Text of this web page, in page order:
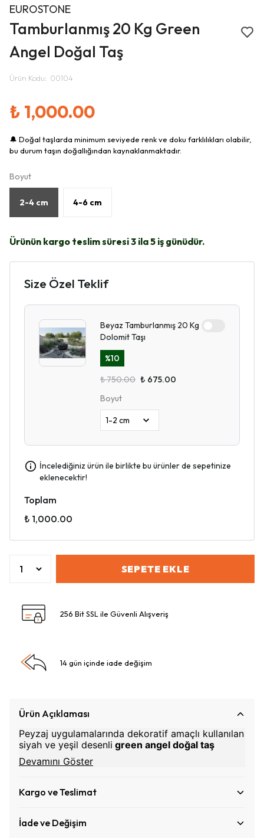
EUROSTONE
Tamburlanmış 20 Kg Green
Angel Doğal Taş
Ürün Kodu: 00104
₺ 1,000.00
🔔 Doğal taşlarda minimum seviyede renk ve doku farklılıkları olabilir,
bu durum taşın doğallığından kaynaklanmaktadır.
Boyut
2-4 cm 4-6 cm
Ürünün kargo teslim süresi 3 ila 5 iş günüdür.
Size Özel Teklif
Beyaz Tamburlanmış 20 Kg
Dolomit Taşı
%10
₺ 750.00 ₺ 675.00
Boyut
İncelediğiniz ürün ile birlikte bu ürünler de sepetinize
eklenecektir!
Toplam
₺ 1,000.00
SEPETE EKLE
256 Bit SSL ile Güvenli Alışveriş
14 gün içinde iade değişim
Ürün Açıklaması
Peyzaj uygulamalarında dekoratif amaçlı kullanılan
siyah ve yeşil desenli green angel doğal taş
Devamını Göster
Kargo ve Teslimat
İade ve Değişim